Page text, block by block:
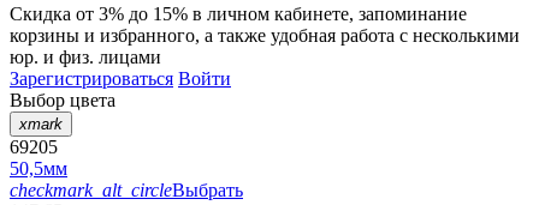
Скидка от 3% до 15% в личном кабинете, запоминание
корзины и избранного, а также удобная работа с несколькими
юр. и физ. лицами
Зарегистрироваться Войти
Выбор цвета
xmark
69205
50,5мм
checkmark_alt_circleВыбрать